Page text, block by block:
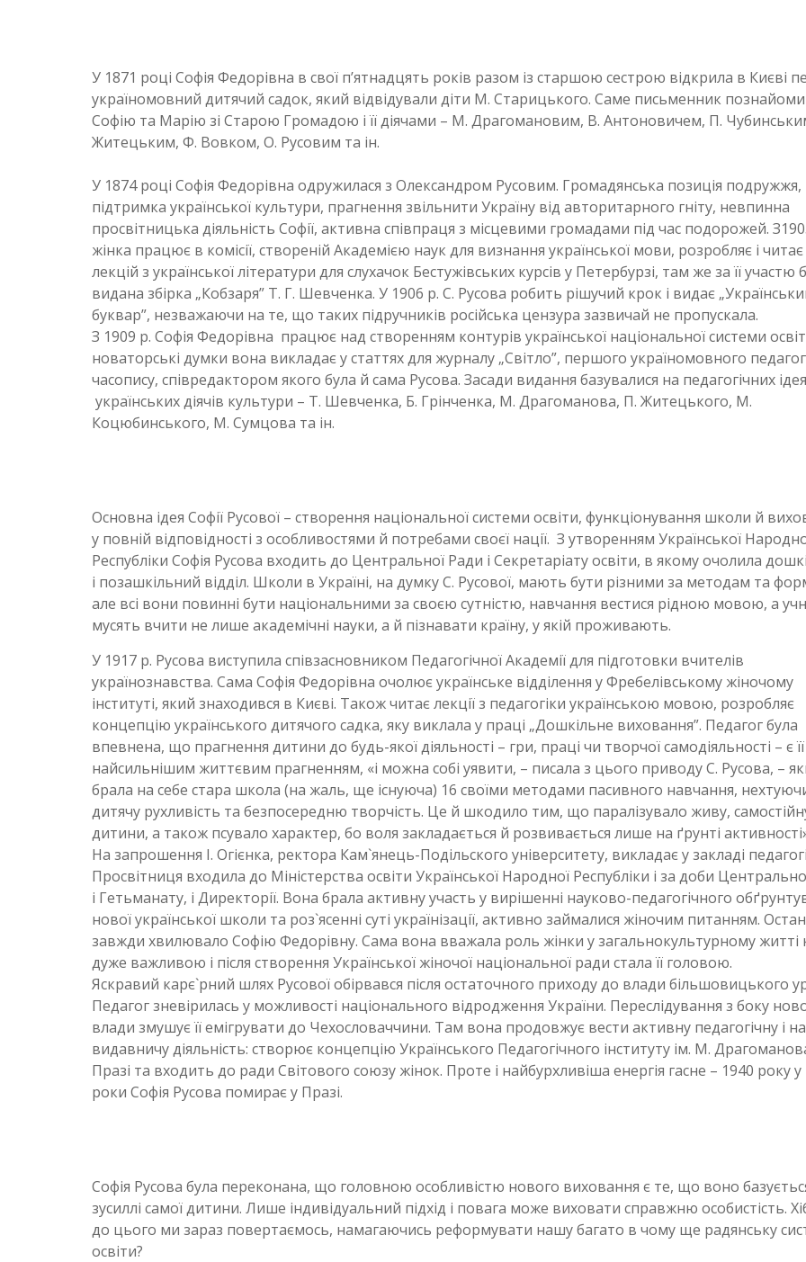
У 1871 році Софія Федорівна в свої п’ятнадцять років разом із старшою сестрою відкрила в Києві
україномовний дитячий садок, який відвідували діти М. Старицького. Саме письменник
Софію та Марію зі Старою Громадою і її діячами – М. Драгомановим, В. Антоновичем, П.
Житецьким, Ф. Вовком, О. Русовим та ін.
У 1874 році Софія Федорівна одружилася з Олександром Русовим. Громадянська позиція подружжя,
підтримка української культури, прагнення звільнити Україну від авторитарного гніту, невпинна
просвітницька діяльність Софії, активна співпраця з місцевими громадами під час подорожей.
жінка працює в комісії, створеній Академією наук для визнання української мови, розробляє і читає
лекцій з української літератури для слухачок Бестужівських курсів у Петербурзі, там же за її участю
видана збірка „Кобзаря” Т. Г. Шевченка. У 1906 р. С. Русова робить рішучий крок і видає
буквар”, незважаючи на те, що таких підручників російська цензура зазвичай не пропускала.
З 1909 р. Софія Федорівна працює над створенням контурів української національної системи
новаторські думки вона викладає у статтях для журналу „Світло”, першого україномовного
часопису, співредактором якого була й сама Русова. Засади видання базувалися на педагогічних
українських діячів культури – Т. Шевченка, Б. Грінченка, М. Драгоманова, П. Житецького, М.
Коцюбинського, М. Сумцова та ін.
Основна ідея Софії Русової – створення національної системи освіти, функціонування школи й
у повній відповідності з особливостями й потребами своєї нації. З утворенням Української
Республіки Софія Русова входить до Центральної Ради і Секретаріату освіти, в якому очолила
і позашкільний відділ. Школи в Україні, на думку С. Русової, мають бути різними за методам та
але всі вони повинні бути національними за своєю сутністю, навчання вестися рідною мовою, а
мусять вчити не лише академічні науки, а й пізнавати країну, у якій проживають.
У 1917 р. Русова виступила співзасновником Педагогічної Академії для підготовки вчителів
українознавства. Сама Софія Федорівна очолює українське відділення у Фребелівському жіночому
інституті, який знаходився в Києві. Також читає лекції з педагогіки українською мовою, розробляє
концепцію українського дитячого садка, яку виклала у праці „Дошкільне виховання”. Педагог була
впевнена, що прагнення дитини до будь-якої діяльності – гри, праці чи творчої самодіяльності – є її
найсильнішим життєвим прагненням, «і можна собі уявити, – писала з цього приводу С. Русова, –
брала на себе стара школа (на жаль, ще існуюча) 16 своїми методами пасивного навчання,
дитячу рухливість та безпосередню творчість. Це й шкодило тим, що паралізувало живу,
дитини, а також псувало характер, бо воля закладається й розвивається лише на ґрунті
На запрошення І. Огієнка, ректора Кам`янець-Подільского університету, викладає у закладі
Просвітниця входила до Міністерства освіти Української Народної Республіки і за доби
і Гетьманату, і Директорії. Вона брала активну участь у вирішенні науково-педагогічного
нової української школи та роз`ясенні суті українізації, активно займалися жіночим питанням.
завжди хвилювало Софію Федорівну. Сама вона вважала роль жінки у загальнокультурному житті
дуже важливою і після створення Української жіночої національної ради стала її головою.
Яскравий карє`рний шлях Русової обірвався після остаточного приходу до влади більшовицького
Педагог зневірилась у можливості національного відродження України. Переслідування з боку
влади змушує її емігрувати до Чехословаччини. Там вона продовжує вести активну педагогічну і
видавничу діяльність: створює концепцію Українського Педагогічного інституту ім. М.
Празі та входить до ради Світового союзу жінок. Проте і найбурхливіша енергія гасне – 1940 року у
роки Софія Русова помирає у Празі.
Софія Русова була переконана, що головною особливістю нового виховання є те, що воно
зусиллі самої дитини. Лише індивідуальний підхід і повага може виховати справжню особистість.
до цього ми зараз повертаємось, намагаючись реформувати нашу багато в чому ще радянську
освіти?